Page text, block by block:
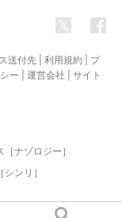
送付先 利用規約
プ
ー 運営会社
サイト
ナゾロジー］
ンリ］